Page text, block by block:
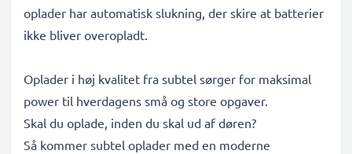
oplader har automatisk slukning, der skire at batterier
ikke bliver overopladt.
Oplader i høj kvalitet fra subtel sørger for maksimal
power til hverdagens små og store opgaver.
Skal du oplade, inden du skal ud af døren?
Så kommer subtel oplader med en moderne